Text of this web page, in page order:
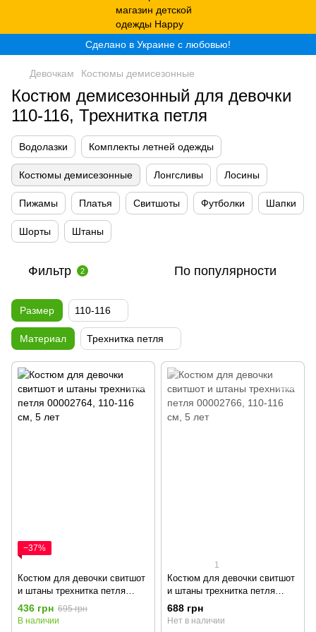
Сделано в Украине с любовью!
Девочкам Костюмы демисезонные
Костюм демисезонный для девочки
110-116, Трехнитка петля
Водолазки Комплекты летней одежды
Костюмы демисезонные Лонгсливы Лосины
Пижамы Платья Свитшоты Футболки Шапки
Шорты Штаны
Фильтр 2 По популярности
Размер 110-116
Материал Трехнитка петля
−37%
Костюм для девочки свитшот
и штаны трехнитка петля
00002764, 110-116 см, 5 лет
436 грн 695 грн
В наличии
1
Костюм для девочки свитшот
и штаны трехнитка петля
00002766, 110-116 см, 5 лет
688 грн
Нет в наличии